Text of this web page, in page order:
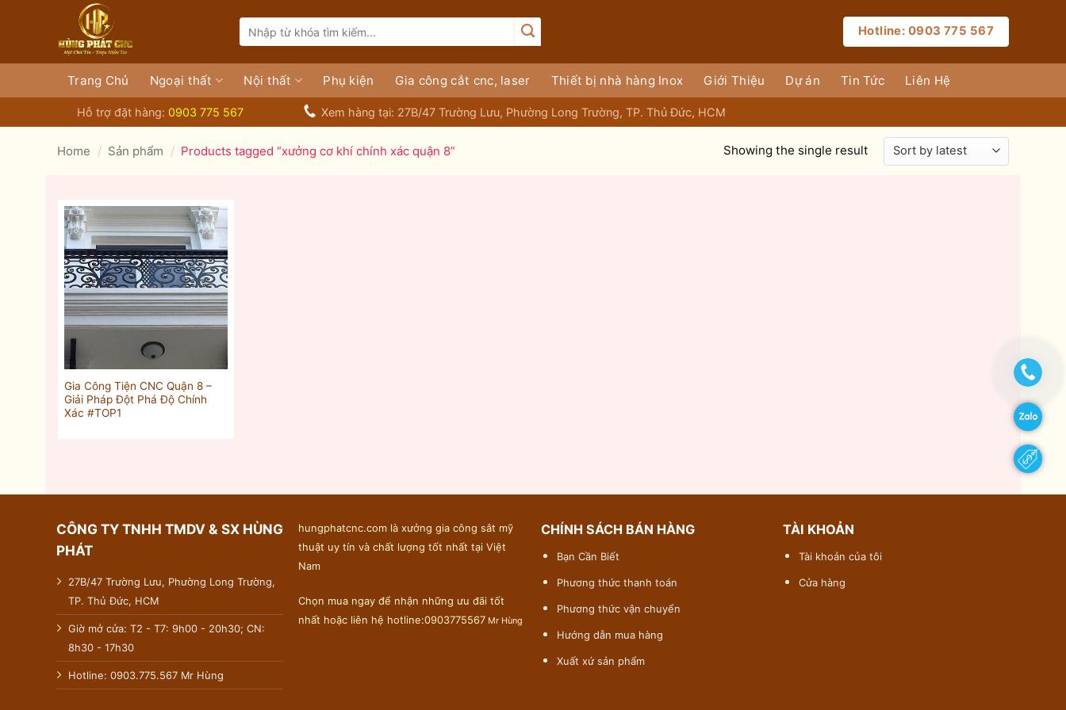
dung
for:
Hotline: 0903 775 567
Trang Chủ Ngoại thất Nội thất Phụ kiện Gia công cắt cnc, laser Thiết bị nhà hàng Inox Giới Thiệu Dự án Tin Tức Liên Hệ
Hỗ trợ đặt hàng: 0903 775 567 Xem hàng tại: 27B/47 Trường Lưu, Phường Long Trường, TP. Thủ Đức, HCM
Home / Sản phẩm / Products tagged “xưởng cơ khí chính xác quận 8” Showing the single result
Gia Công Tiện CNC Quận 8 –
Giải Pháp Đột Phá Độ Chính
Xác #TOP1
CÔNG TY TNHH TMDV & SX HÙNG
PHÁT
27B/47 Trường Lưu, Phường Long Trường,
TP. Thủ Đức, HCM
Giờ mở cửa: T2 - T7: 9h00 - 20h30; CN:
8h30 - 17h30
Hotline: 0903.775.567 Mr Hùng
hungphatcnc.com là xưởng gia công sắt mỹ
thuật uy tín và chất lượng tốt nhất tại Việt
Nam
Chọn mua ngay để nhận những ưu đãi tốt
nhất hoặc liên hệ hotline:0903775567 Mr Hùng
CHÍNH SÁCH BÁN HÀNG
Bạn Cần Biết
Phương thức thanh toán
Phương thức vận chuyển
Hướng dẫn mua hàng
Xuất xứ sản phẩm
TÀI KHOẢN
Tài khoản của tôi
Cửa hàng